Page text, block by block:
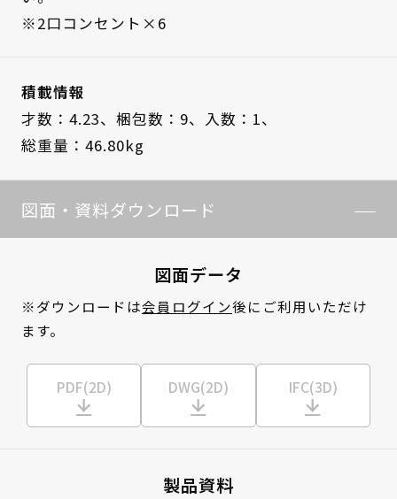
※2口コンセント×6
積載情報
才数：4.23、 梱包数：9、 入数：1、
総重量：46.80kg
図面・資料ダウンロード
図面データ
※ダウンロードは会員ログイン後にご利用いただけ
ます。
PDF(2D) DWG(2D) IFC(3D)
製品資料